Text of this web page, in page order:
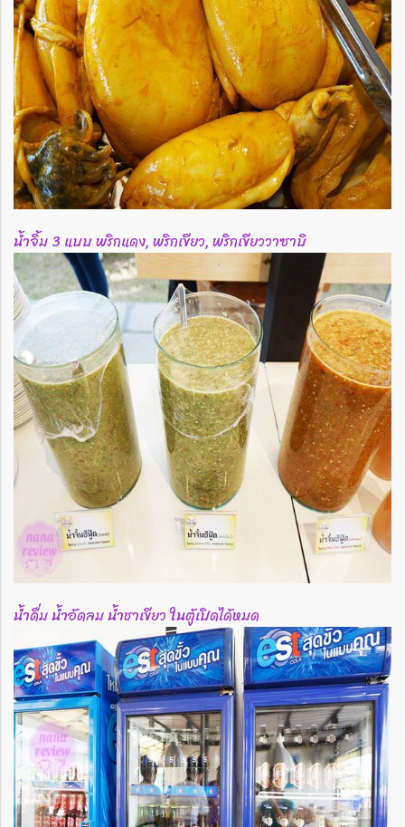
น้ำจิ้ม 3 แบบ พริกแดง, พริกเขียว, พริกเขียววาซาบิ
น้ำดื่ม น้ำอัดลม น้ำชาเขียว ในตู้เปิดได้หมด